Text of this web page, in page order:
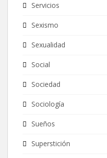
Servicios
Sexismo
Sexualidad
Social
Sociedad
Sociología
Sueños
Superstición